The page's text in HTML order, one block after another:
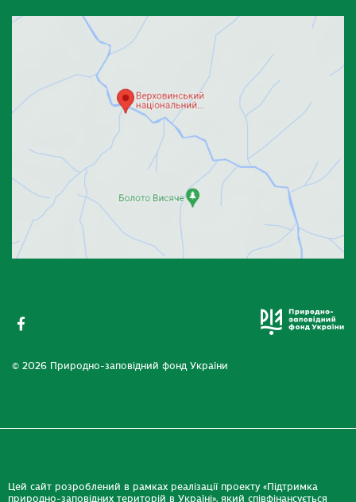
© 2026 Природно-заповідний фонд України
Цей сайт розроблений в рамках реалізації проекту «Підтримка
природно-заповідних територій в Україні», який співфінансується